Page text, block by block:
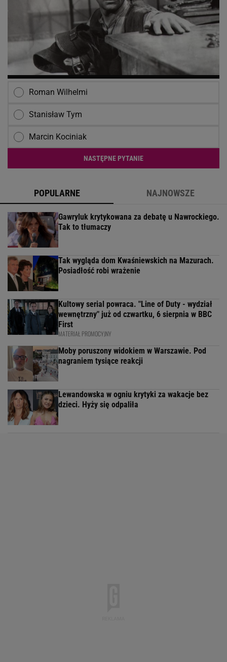
Roman Wilhelmi
Stanisław Tym
Marcin Kociniak
NASTĘPNE PYTANIE
POPULARNE NAJNOWSZE
Gawryluk krytykowana za debatę u Nawrockiego.
Tak to tłumaczy
Tak wygląda dom Kwaśniewskich na Mazurach.
Posiadłość robi wrażenie
Kultowy serial powraca. "Line of Duty - wydział
wewnętrzny" już od czwartku, 6 sierpnia w BBC
First
MATERIAŁ PROMOCYJNY
Moby poruszony widokiem w Warszawie. Pod
nagraniem tysiące reakcji
Lewandowska w ogniu krytyki za wakacje bez
dzieci. Hyży się odpaliła